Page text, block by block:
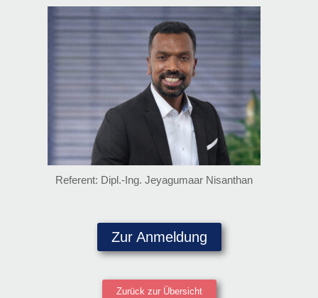
Referent: Dipl.-Ing. Jeyagumaar Nisanthan
Zur Anmeldung
Zurück zur Übersicht